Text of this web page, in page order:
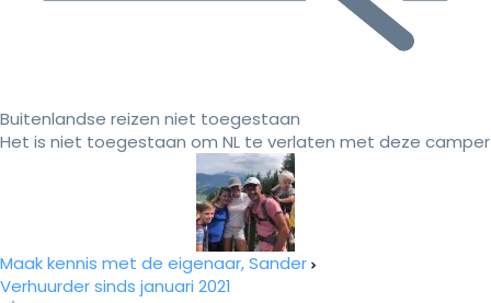
Buitenlandse reizen niet toegestaan
Het is niet toegestaan om NL te verlaten met deze camper
Maak kennis met de eigenaar, Sander
Verhuurder sinds januari 2021